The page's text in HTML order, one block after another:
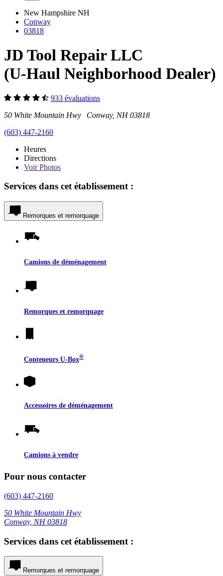
New Hampshire NH
Conway
03818
JD Tool Repair LLC
(U-Haul Neighborhood Dealer)
933 évaluations
50 White Mountain Hwy Conway, NH 03818
(603) 447-2160
Heures
Directions
VoirPhotos
Services dans cet établissement :
Remorques et remorquage
Camions de déménagement
Remorques et remorquage
Conteneurs U-Box®
Accessoires de déménagement
Camions à vendre
Pour nous contacter
(603) 447-2160
50 White Mountain Hwy
Conway, NH 03818
Services dans cet établissement :
Remorques et remorquage